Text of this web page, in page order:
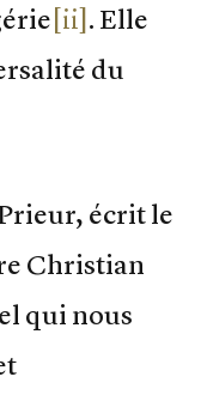
[ii]. Elle
du
écrit le
Christian
qui nous